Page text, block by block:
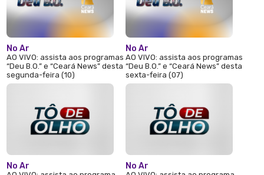
No Ar
AO VIVO: assista aos programas
“Deu B.O.” e “Ceará News” desta
segunda-feira (10)
No Ar
No Ar
AO VIVO: assista aos programas
“Deu B.O.” e “Ceará News” desta
sexta-feira (07)
No Ar